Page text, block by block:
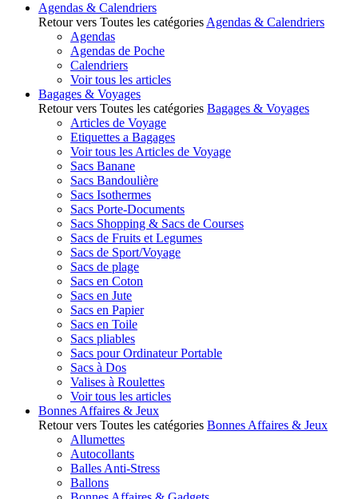
Agendas & Calendriers
Retour vers Toutes les catégories Agendas & Calendriers
Agendas
Agendas de Poche
Calendriers
Voir tous les articles
Bagages & Voyages
Retour vers Toutes les catégories Bagages & Voyages
Articles de Voyage
Etiquettes a Bagages
Voir tous les Articles de Voyage
Sacs Banane
Sacs Bandoulière
Sacs Isothermes
Sacs Porte-Documents
Sacs Shopping & Sacs de Courses
Sacs de Fruits et Legumes
Sacs de Sport/Voyage
Sacs de plage
Sacs en Coton
Sacs en Jute
Sacs en Papier
Sacs en Toile
Sacs pliables
Sacs pour Ordinateur Portable
Sacs à Dos
Valises à Roulettes
Voir tous les articles
Bonnes Affaires & Jeux
Retour vers Toutes les catégories Bonnes Affaires & Jeux
Allumettes
Autocollants
Balles Anti-Stress
Ballons